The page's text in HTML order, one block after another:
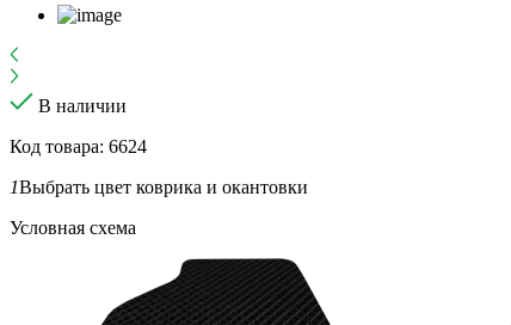
В наличии
Код товара: 6624
1Выбрать цвет коврика и окантовки
Условная схема